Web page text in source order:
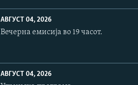
АВГУСТ 04, 2026
Вечерна емисија во 19 часот.
АВГУСТ 04, 2026